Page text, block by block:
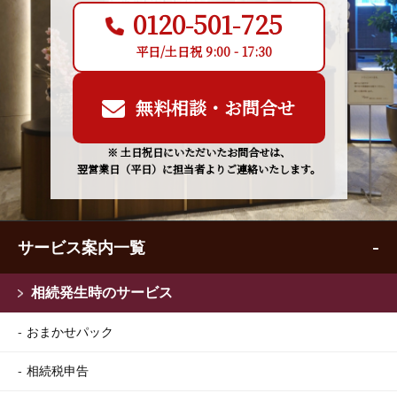
0120-501-725
平日/土日祝 9:00 - 17:30
無料相談・お問合せ
※ 土日祝日にいただいたお問合せは、
翌営業日（平日）に担当者よりご連絡いたします。
サービス案内一覧
相続発生時のサービス
おまかせパック
相続税申告